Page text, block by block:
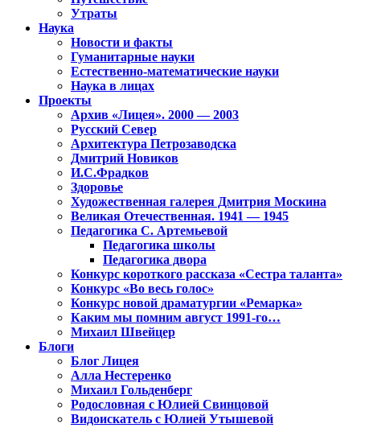
Утраты
Наука
Новости и факты
Гуманитарные науки
Естественно-математические науки
Наука в лицах
Проекты
Архив «Лицея». 2000 — 2003
Русский Север
Архитектура Петрозаводска
Дмитрий Новиков
И.С.Фрадков
Здоровье
Художественная галерея Дмитрия Москина
Великая Отечественная. 1941 — 1945
Педагогика С. Артемьевой
Педагогика школы
Педагогика двора
Конкурс короткого рассказа «Сестра таланта»
Конкурс «Во весь голос»
Конкурс новой драматургии «Ремарка»
Каким мы помним август 1991-го…
Михаил Швейцер
Блоги
Блог Лицея
Алла Нестеренко
Михаил Гольденберг
Родословная с Юлией Свинцовой
Видоискатель с Юлией Утышевой